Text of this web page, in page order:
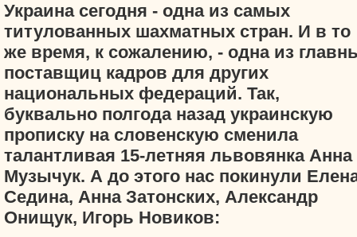
Украина сегодня - одна из самых
титулованных шахматных стран. И в то
же время, к сожалению, - одна из
поставщиц кадров для других
национальных федераций. Так,
буквально полгода назад украинскую
прописку на словенскую сменила
талантливая 15-летняя львовянка Анна
Музычук. А до этого нас покинули
Седина, Анна Затонских, Александр
Онищук, Игорь Новиков: